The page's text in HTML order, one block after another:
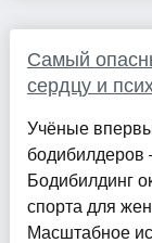
Самый
сердцу и
Учёные
бодибилдеров
Бодибилдинг
спорта для
Масштабное